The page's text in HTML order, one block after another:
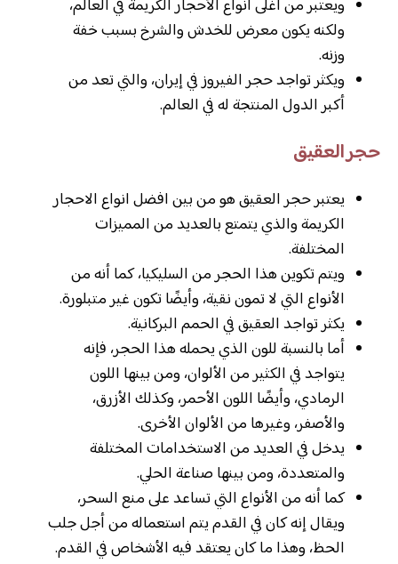
ويعتبر من أغلى أنواع الأحجار الكريمة في العالم،
ولكنه يكون معرض للخدش والشرخ بسبب خفة
وزنه.
ويكثر تواجد حجر الفيروز في إيران، والتي تعد من
أكبر الدول المنتجة له في العالم.
حجر العقيق
يعتبر حجر العقيق هو من بين افضل انواع الاحجار
الكريمة والذي يتمتع بالعديد من المميزات
المختلفة.
ويتم تكوين هذا الحجر من السليكيا، كما أنه من
الأنواع التي لا تمون نقية، وأيضًا تكون غير متبلورة.
يكثر تواجد العقيق في الحمم البركانية.
أما بالنسبة للون الذي يحمله هذا الحجر، فإنه
يتواجد في الكثير من الألوان، ومن بينها اللون
الرمادي، وأيضًا اللون الأحمر، وكذلك الأزرق،
والأصفر، وغيرها من الألوان الأخرى.
يدخل في العديد من الاستخدامات المختلفة
والمتعددة، ومن بينها صناعة الحلي.
كما أنه من الأنواع التي تساعد على منع السحر،
ويقال إنه كان في القدم يتم استعماله من أجل جلب
الحظ، وهذا ما كان يعتقد فيه الأشخاص في القدم.